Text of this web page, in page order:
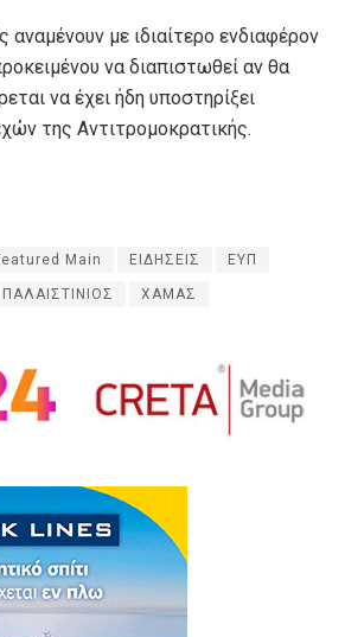
αναμένουν με ιδιαίτερο ενδιαφέρον
να διαπιστωθεί αν θα
να έχει ήδη υποστηρίξει
της Αντιτρομοκρατικής.
Main ΕΙΔΗΣΕΙΣ ΕΥΠ
ΠΑΛΑΙΣΤΙΝΙΟΣ ΧΑΜΑΣ